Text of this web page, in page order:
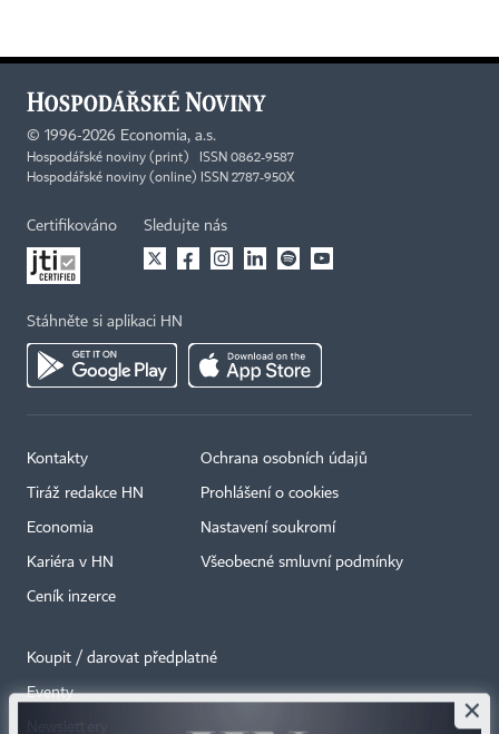
© 1996-2026 Economia, a.s.
Hospodářské noviny (print) ISSN 0862-9587
Hospodářské noviny (online) ISSN 2787-950X
Certifikováno Sledujte nás
Stáhněte si aplikaci HN
Kontakty
Tiráž redakce HN
Economia
Kariéra v HN
Ceník inzerce
Ochrana osobních údajů
Prohlášení o cookies
Nastavení soukromí
Všeobecné smluvní podmínky
Koupit / darovat předplatné
Eventy ×